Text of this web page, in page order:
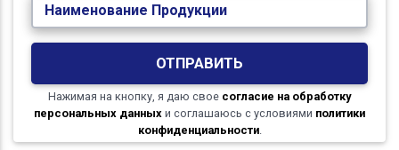
Наименование Продукции
ОТПРАВИТЬ
Нажимая на кнопку, я даю свое согласие на обработку
персональных данных и соглашаюсь с условиями политики
конфиденциальности.